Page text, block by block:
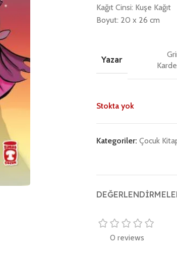
Kağıt Cinsi: Kuşe Kağıt
Boyut: 20 x 26 cm
Yazar
Stokta yok
Kategoriler: Çocuk
0 reviews